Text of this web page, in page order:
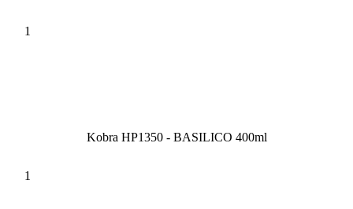
Kobra HP1350 - BASILICO 400ml